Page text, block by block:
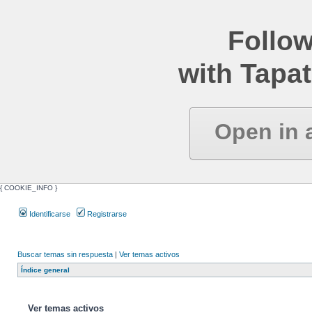
with
Open in
{ COOKIE_INFO }
Identificarse Registrarse
Buscar temas sin respuesta | Ver temas activos
Índice general
Ver temas activos